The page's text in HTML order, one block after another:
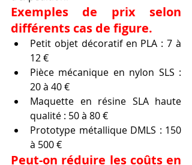
Exemples de prix selon
différents cas de figure.
Petit objet décoratif en PLA : 7 à
12 €
Pièce mécanique en nylon SLS :
20 à 40 €
Maquette en résine SLA haute
qualité : 50 à 80 €
Prototype métallique DMLS : 150
à 500 €
Peut-on réduire les coûts en